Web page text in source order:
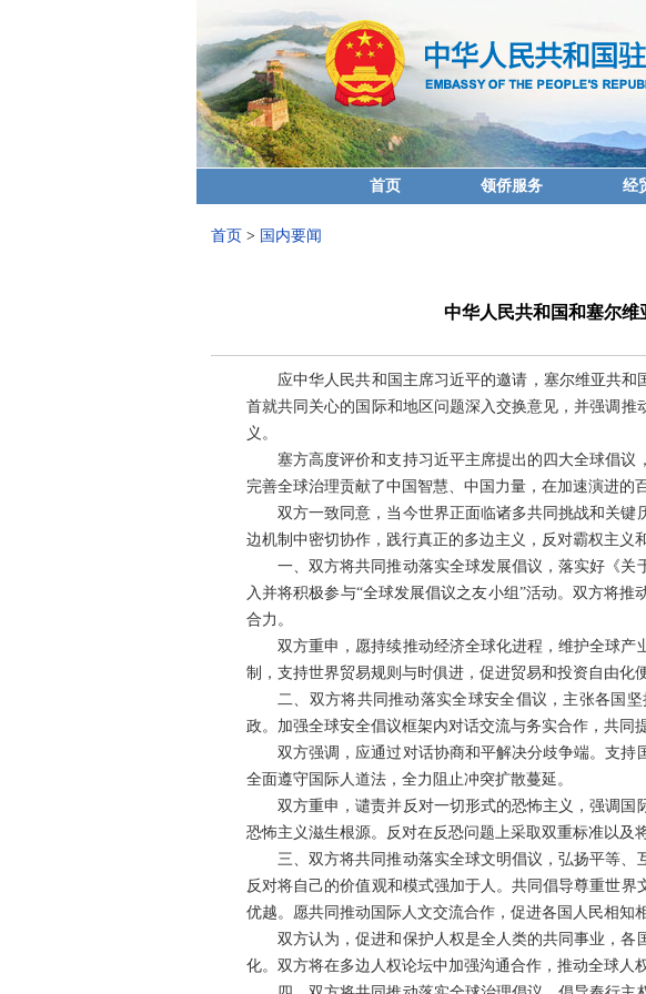
首页 领侨服务 经
首页 > 国内要闻
中华人民共和国和塞尔
应中华人民共和国主席习近平的邀请，塞尔维亚共和
首就共同关心的国际和地区问题深入交换意见，并强调
义。
塞方高度评价和支持习近平主席提出的四大全球倡
完善全球治理贡献了中国智慧、中国力量，在加速演进的
双方一致同意，当今世界正面临诸多共同挑战和关
边机制中密切协作，践行真正的多边主义，反对霸权主义
一、双方将共同推动落实全球发展倡议，落实好《
入并将积极参与“全球发展倡议之友小组”活动。双方将
合力。
双方重申，愿持续推动经济全球化进程，维护全球
制，支持世界贸易规则与时俱进，促进贸易和投资自由化
二、双方将共同推动落实全球安全倡议，主张各国
政。加强全球安全倡议框架内对话交流与务实合作，共同
双方强调，应通过对话协商和平解决分歧争端。支
全面遵守国际人道法，全力阻止冲突扩散蔓延。
双方重申，谴责并反对一切形式的恐怖主义，强调
恐怖主义滋生根源。反对在反恐问题上采取双重标准以及
三、双方将共同推动落实全球文明倡议，弘扬平等、
反对将自己的价值观和模式强加于人。共同倡导尊重世
优越。愿共同推动国际人文交流合作，促进各国人民相知
双方认为，促进和保护人权是全人类的共同事业，
化。双方将在多边人权论坛中加强沟通合作，推动全球人